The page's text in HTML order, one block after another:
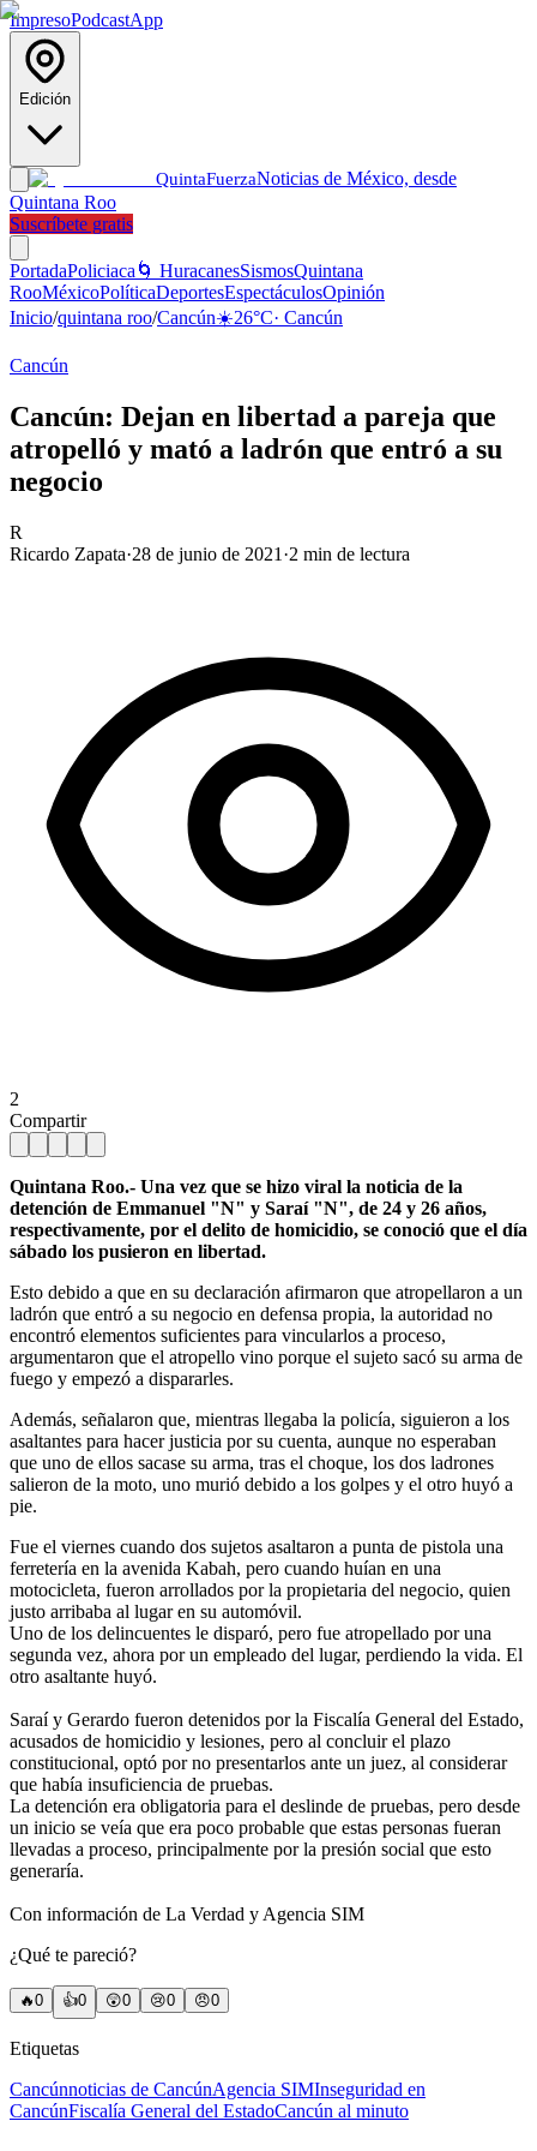
ImpresoPodcastApp
Edición
QuintaFuerzaNoticias de México, desde
Quintana Roo
Suscríbete gratis
PortadaPoliciaca 🌀 HuracanesSismosQuintana
RooMéxicoPolíticaDeportesEspectáculosOpinión
Inicio/quintana roo/Cancún☀️26°C· Cancún
Cancún
Cancún: Dejan en libertad a pareja que
atropelló y mató a ladrón que entró a su
negocio
R
Ricardo Zapata·28 de junio de 2021 ·2 min de lectura
2
Compartir
Quintana Roo.- Una vez que se hizo viral la noticia de la
detención de Emmanuel "N" y Saraí "N", de 24 y 26 años,
respectivamente, por el delito de homicidio, se conoció que el día
sábado los pusieron en libertad.
Esto debido a que en su declaración afirmaron que atropellaron a un
ladrón que entró a su negocio en defensa propia, la autoridad no
encontró elementos suficientes para vincularlos a proceso,
argumentaron que el atropello vino porque el sujeto sacó su arma de
fuego y empezó a dispararles.
Además, señalaron que, mientras llegaba la policía, siguieron a los
asaltantes para hacer justicia por su cuenta, aunque no esperaban
que uno de ellos sacase su arma, tras el choque, los dos ladrones
salieron de la moto, uno murió debido a los golpes y el otro huyó a
pie.
Fue el viernes cuando dos sujetos asaltaron a punta de pistola una
ferretería en la avenida Kabah, pero cuando huían en una
motocicleta, fueron arrollados por la propietaria del negocio, quien
justo arribaba al lugar en su automóvil.
Uno de los delincuentes le disparó, pero fue atropellado por una
segunda vez, ahora por un empleado del lugar, perdiendo la vida. El
otro asaltante huyó.
Saraí y Gerardo fueron detenidos por la Fiscalía General del Estado,
acusados de homicidio y lesiones, pero al concluir el plazo
constitucional, optó por no presentarlos ante un juez, al considerar
que había insuficiencia de pruebas.
La detención era obligatoria para el deslinde de pruebas, pero desde
un inicio se veía que era poco probable que estas personas fueran
llevadas a proceso, principalmente por la presión social que esto
generaría.
Con información de La Verdad y Agencia SIM
¿Qué te pareció?
🔥0 👍0 😲0 😢0 😠0
Etiquetas
Cancúnnoticias de CancúnAgencia SIMInseguridad en
CancúnFiscalía General del EstadoCancún al minuto